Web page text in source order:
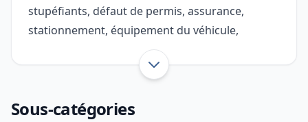
stupéfiants, défaut de permis, assurance,
stationnement, équipement du véhicule,
comportement du conducteur et infractions
liées aux transports routiers. Cette page aide les
code d’infraction routière.
Afficher toute l’introduction
Sous-catégories